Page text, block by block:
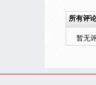
所有评
暂无